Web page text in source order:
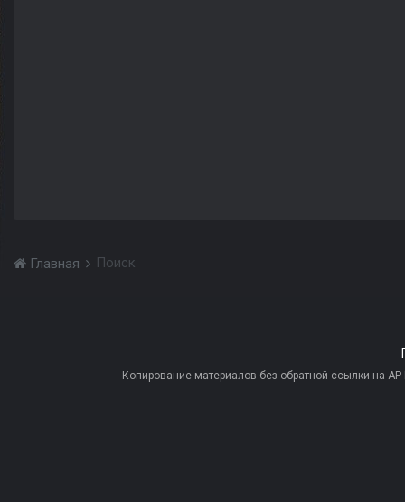
Главная Поиск
Копирование материалов без обратной ссылки на